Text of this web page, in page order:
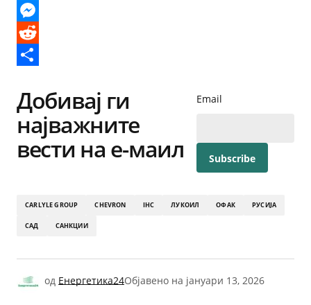
X
Messenger
Reddit
Добивај ги
најважните
вести на е-маил
Email
CARLYLE GROUP CHEVRON IHC ЛУКОИЛ ОФАК РУСИЈА
САД САНКЦИИ
од Енергетика24Објавено на јануари 13, 2026